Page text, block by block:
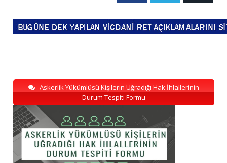
Askerlik Yükümlüsü Kişilerin Uğradığı Hak İhlallerinin
Durum Tespiti Formu